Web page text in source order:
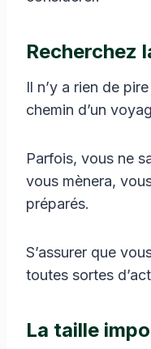
Recherchez
Il n’y a rien de
chemin d’un
Parfois, vous ne
vous mènera,
préparés.
S’assurer que
toutes sortes
La taille